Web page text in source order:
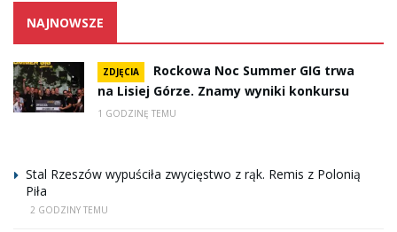
NAJNOWSZE
ZDJĘCIA
Rockowa Noc Summer GIG trwa
na Lisiej Górze. Znamy wyniki konkursu
1 GODZINĘ TEMU
Stal Rzeszów wypuściła zwycięstwo z rąk. Remis z Polonią
Piła
2 GODZINY TEMU